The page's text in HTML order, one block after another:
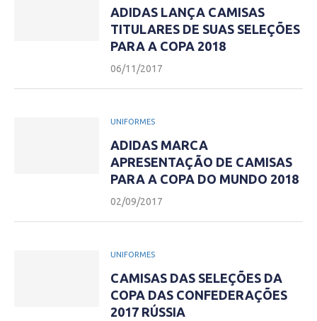
ADIDAS LANÇA CAMISAS
TITULARES DE SUAS SELEÇÕES
PARA A COPA 2018
06/11/2017
UNIFORMES
ADIDAS MARCA
APRESENTAÇÃO DE CAMISAS
PARA A COPA DO MUNDO 2018
02/09/2017
UNIFORMES
CAMISAS DAS SELEÇÕES DA
COPA DAS CONFEDERAÇÕES
2017 RÚSSIA